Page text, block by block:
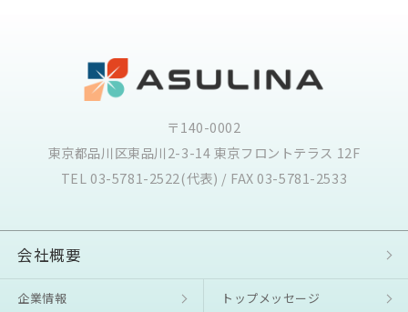
〒140-0002
東京都品川区東品川2-3-14 東京フロントテラス 12F
TEL 03-5781-2522(代表) / FAX 03-5781-2533
会社概要
企業情報 トップメッセージ